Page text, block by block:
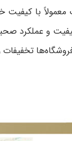
معمولاً با
کیفیت و
تخفیفات